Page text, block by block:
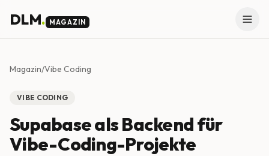
DLM. MAGAZIN
Magazin/Vibe Coding
VIBE CODING
Supabase als Backend für
Vibe-Coding-Projekte